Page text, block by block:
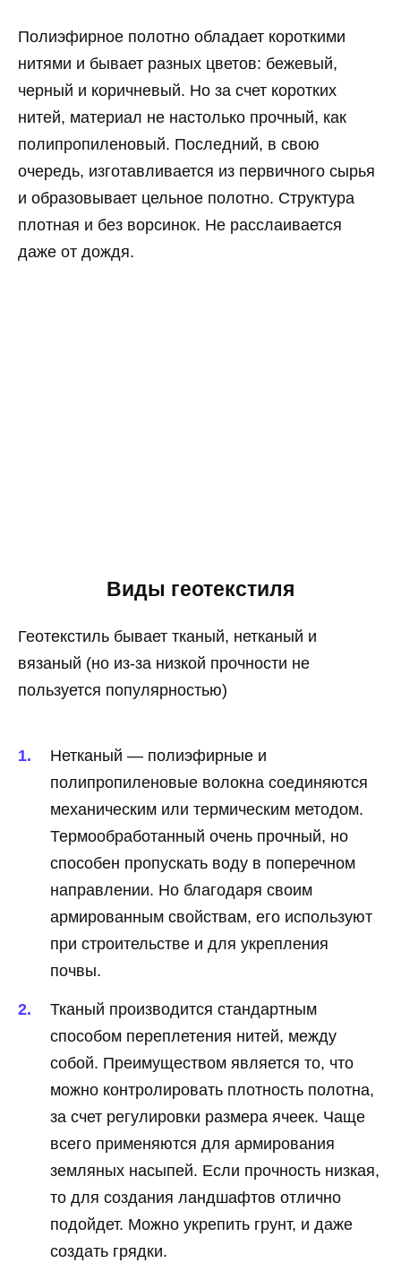
Полиэфирное полотно обладает короткими
нитями и бывает разных цветов: бежевый,
черный и коричневый. Но за счет коротких
нитей, материал не настолько прочный, как
полипропиленовый. Последний, в свою
очередь, изготавливается из первичного сырья
и образовывает цельное полотно. Структура
плотная и без ворсинок. Не расслаивается
даже от дождя.
Виды геотекстиля
Геотекстиль бывает тканый, нетканый и
вязаный (но из-за низкой прочности не
пользуется популярностью)
Нетканый — полиэфирные и
полипропиленовые волокна соединяются
механическим или термическим методом.
Термообработанный очень прочный, но
способен пропускать воду в поперечном
направлении. Но благодаря своим
армированным свойствам, его используют
при строительстве и для укрепления
почвы.
Тканый производится стандартным
способом переплетения нитей, между
собой. Преимуществом является то, что
можно контролировать плотность полотна,
за счет регулировки размера ячеек. Чаще
всего применяются для армирования
земляных насыпей. Если прочность низкая,
то для создания ландшафтов отлично
подойдет. Можно укрепить грунт, и даже
создать грядки.